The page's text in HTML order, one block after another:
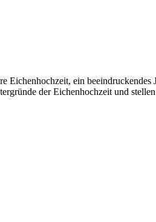
ein beeindruckendes
der Eichenhochzeit und